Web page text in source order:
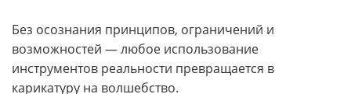
Без осознания принципов, ограничений и
возможностей — любое использование
инструментов реальности превращается в
карикатуру на волшебство.